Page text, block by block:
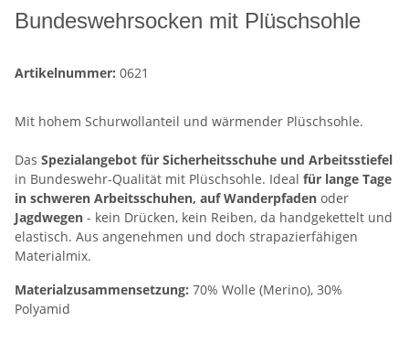
Bundeswehrsocken mit Plüschsohle
Artikelnummer: 0621
Mit hohem Schurwollanteil und wärmender Plüschsohle.
Das Spezialangebot für Sicherheitsschuhe und Arbeitsstiefel
in Bundeswehr-Qualität mit Plüschsohle. Ideal für lange Tage
in schweren Arbeitsschuhen, auf Wanderpfaden oder
Jagdwegen - kein Drücken, kein Reiben, da handgekettelt und
elastisch. Aus angenehmen und doch strapazierfähigen
Materialmix.
Materialzusammensetzung: 70% Wolle (Merino), 30%
Polyamid